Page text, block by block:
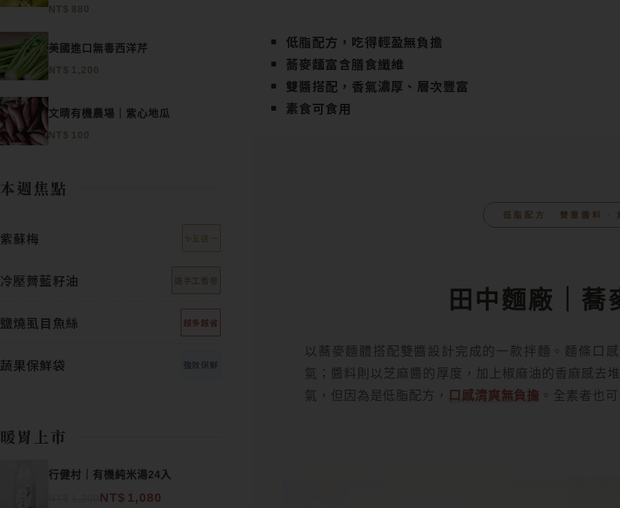
NT$ 880
美國進口無毒西洋芹
NT$ 1,200
文晴有機農場｜紫心地瓜
NT$ 100
本週焦點
紫蘇梅 ✨五送一
冷壓薺藍籽油
鹽燒虱目魚絲 越多越省
蔬果保鮮袋 強效保鮮
暖胃上市
行健村｜有機純米湯24入
NT$ 1,080
低脂配方，吃得輕盈無負擔
蕎麥麵富含膳食纖維
雙醬搭配，香氣濃厚、層次豐富
素食可食用
低脂配方 ‧ 雙重醬料 ‧
田中麵廠｜蕎
以蕎麥麵體搭配雙醬設計完成的一款拌麵。麵條口
氣；醬料則以芝麻醬的厚度，加上椒麻油的香麻感去
氣，但因為是低脂配方，
口感清爽無負擔 。全素者也